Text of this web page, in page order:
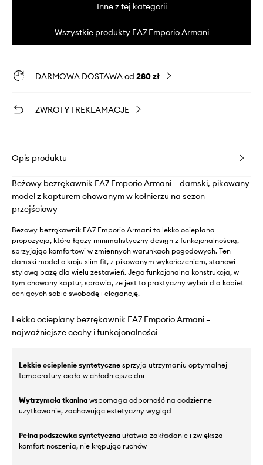
Inne z tej kategorii
Wszystkie produkty EA7 Emporio Armani
DARMOWA DOSTAWA od 280 zł
ZWROTY I REKLAMACJE
Opis produktu
Beżowy bezrękawnik EA7 Emporio Armani – damski, pikowany
model z kapturem chowanym w kołnierzu na sezon
przejściowy
Beżowy bezrękawnik EA7 Emporio Armani to lekko ocieplana
propozycja, która łączy minimalistyczny design z funkcjonalnością,
sprzyjając komfortowi w zmiennych warunkach pogodowych. Ten
damski model o kroju slim fit, z pikowanym wykończeniem, stanowi
stylową bazę dla wielu zestawień. Jego funkcjonalna konstrukcja, w
tym chowany kaptur, sprawia, że jest to praktyczny wybór dla kobiet
ceniących sobie swobodę i elegancję.
Lekko ocieplany bezrękawnik EA7 Emporio Armani –
najważniejsze cechy i funkcjonalności
Lekkie ocieplenie syntetyczne sprzyja utrzymaniu optymalnej
temperatury ciała w chłodniejsze dni
Wytrzymała tkanina wspomaga odporność na codzienne
użytkowanie, zachowując estetyczny wygląd
Pełna podszewka syntetyczna ułatwia zakładanie i zwiększa
komfort noszenia, nie krępując ruchów